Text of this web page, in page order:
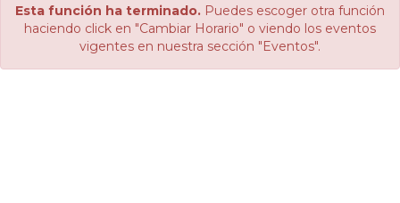
Esta función ha terminado. Puedes escoger otra función
haciendo click en "Cambiar Horario" o viendo los eventos
vigentes en nuestra sección "Eventos".